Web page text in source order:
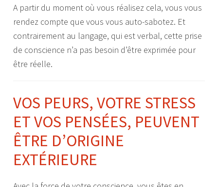
A partir du moment où vous réalisez cela, vous vous
rendez compte que vous vous auto-sabotez. Et
contrairement au langage, qui est verbal, cette prise
de conscience n’a pas besoin d’être exprimée pour
être réelle.
VOS PEURS, VOTRE STRESS
ET VOS PENSÉES, PEUVENT
ÊTRE D’ORIGINE
EXTÉRIEURE